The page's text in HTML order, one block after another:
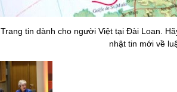
Trang tin dành cho người Việt tại Đài Loan.
nhật tin mới về